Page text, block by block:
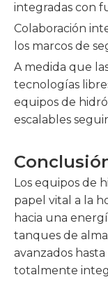
integradas con
Colaboración
los marcos de
A medida que
tecnologías
equipos de
escalables
Los equipos de
papel vital a la
hacia una
tanques de
avanzados
totalmente